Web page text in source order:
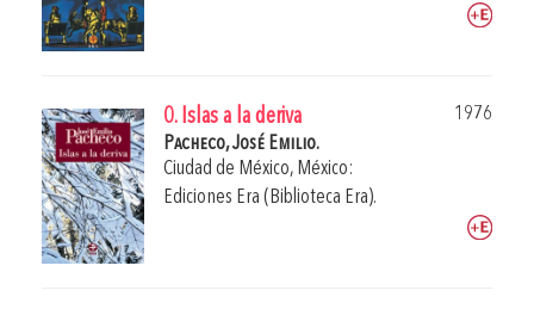
0. Islas a la deriva
1976
Pacheco, José Emilio.
Ciudad de México, México:
Ediciones Era (Biblioteca Era).